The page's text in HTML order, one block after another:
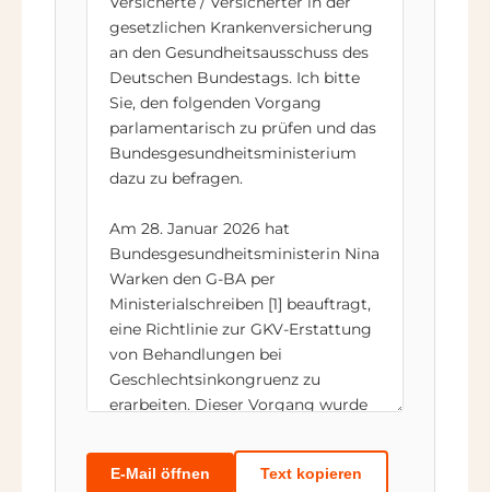
E-Mail öffnen Text kopieren